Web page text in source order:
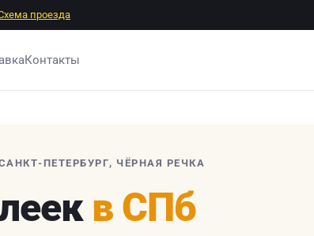
проезда
Контакты
ПЕТЕРБУРГ, ЧЁРНАЯ РЕЧКА
в СПб